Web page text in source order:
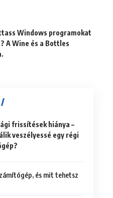
Windows programokat
A Wine és a Bottles
frissítések hiánya –
veszélyessé egy régi
és mit tehetsz